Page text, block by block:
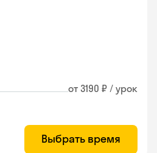
от 3190 ₽ / урок
Выбрать время